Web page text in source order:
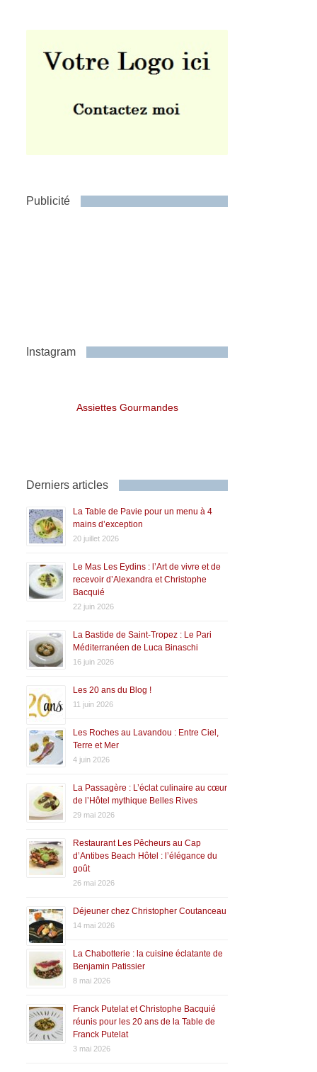
Publicité
Instagram
Assiettes Gourmandes
Derniers articles
La Table de Pavie pour un menu à 4
mains d’exception
20 juillet 2026
Le Mas Les Eydins : l’Art de vivre et de
recevoir d’Alexandra et Christophe
Bacquié
22 juin 2026
La Bastide de Saint-Tropez : Le Pari
Méditerranéen de Luca Binaschi
16 juin 2026
Les 20 ans du Blog !
11 juin 2026
Les Roches au Lavandou : Entre Ciel,
Terre et Mer
4 juin 2026
La Passagère : L’éclat culinaire au cœur
de l’Hôtel mythique Belles Rives
29 mai 2026
Restaurant Les Pêcheurs au Cap
d’Antibes Beach Hôtel : l’élégance du
goût
26 mai 2026
Déjeuner chez Christopher Coutanceau
14 mai 2026
La Chabotterie : la cuisine éclatante de
Benjamin Patissier
8 mai 2026
Franck Putelat et Christophe Bacquié
réunis pour les 20 ans de la Table de
Franck Putelat
3 mai 2026